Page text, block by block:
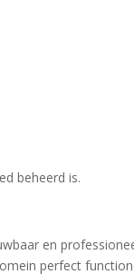
beheerd is.
en
perfect